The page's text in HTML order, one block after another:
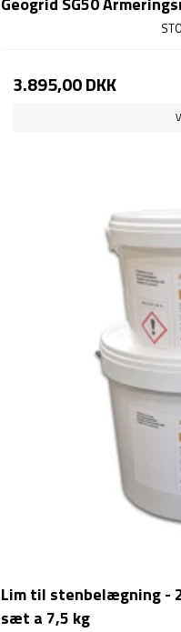
3.895,00 DKK
Lim til stenbelægning -
sæt a 7,5 kg